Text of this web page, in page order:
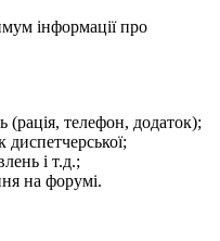
інформації про
телефон, додаток);
диспетчерської;
і т.д.;
на форумі.